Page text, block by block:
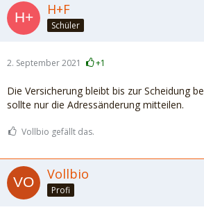
H+F
Schüler
2. September 2021 +1
Die Versicherung bleibt bis zur Scheidung
sollte nur die Adressänderung mitteilen.
Vollbio gefällt das.
Vollbio
Profi